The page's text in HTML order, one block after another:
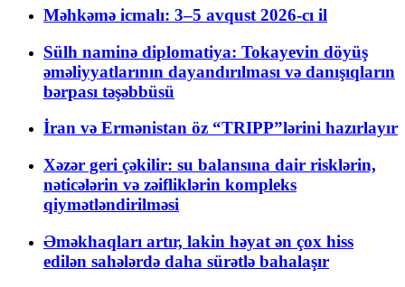
Məhkəmə icmalı: 3–5 avqust 2026-cı il
Sülh naminə diplomatiya: Tokayevin döyüş
əməliyyatlarının dayandırılması və danışıqların
bərpası təşəbbüsü
İran və Ermənistan öz “TRIPP”lərini hazırlayır
Xəzər geri çəkilir: su balansına dair risklərin,
nəticələrin və zəifliklərin kompleks
qiymətləndirilməsi
Əməkhaqları artır, lakin həyat ən çox hiss
edilən sahələrdə daha sürətlə bahalaşır